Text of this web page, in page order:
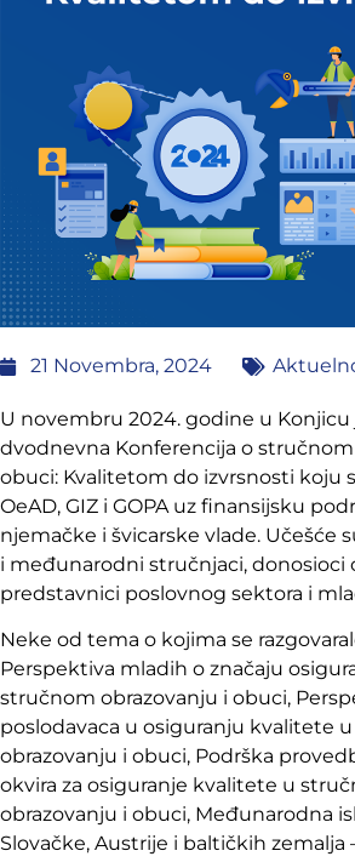
21 Novembra, 2024
U novembru 2024. godine u Konjicu
dvodnevna Konferencija o
obuci: Kvalitetom do izvrsnosti koju
OeAD, GIZ i GOPA uz finansijsku
njemačke i švicarske vlade. Učešće
i međunarodni stručnjaci, donosioci
predstavnici poslovnog sektora i
Neke od tema o kojima se
Perspektiva mladih o značaju
stručnom obrazovanju i obuci,
poslodavaca u osiguranju kvalitete
obrazovanju i obuci, Podrška
okvira za osiguranje kvalitete u
obrazovanju i obuci, Međunarodna
Slovačke, Austrije i baltičkih zemalja